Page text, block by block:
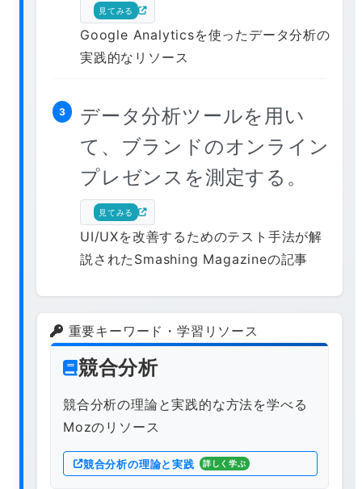
見てみる
Google Analyticsを使ったデータ分析の
実践的なリソース
3
データ分析ツールを用い
て、ブランドのオンライン
プレゼンスを測定する。
見てみる
UI/UXを改善するためのテスト手法が解
説されたSmashing Magazineの記事
重要キーワード・学習リソース
競合分析
競合分析の理論と実践的な方法を学べる
Mozのリソース
競合分析の理論と実践 詳しく学ぶ